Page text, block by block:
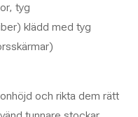
tyg
klädd med tyg
och rikta dem rätt